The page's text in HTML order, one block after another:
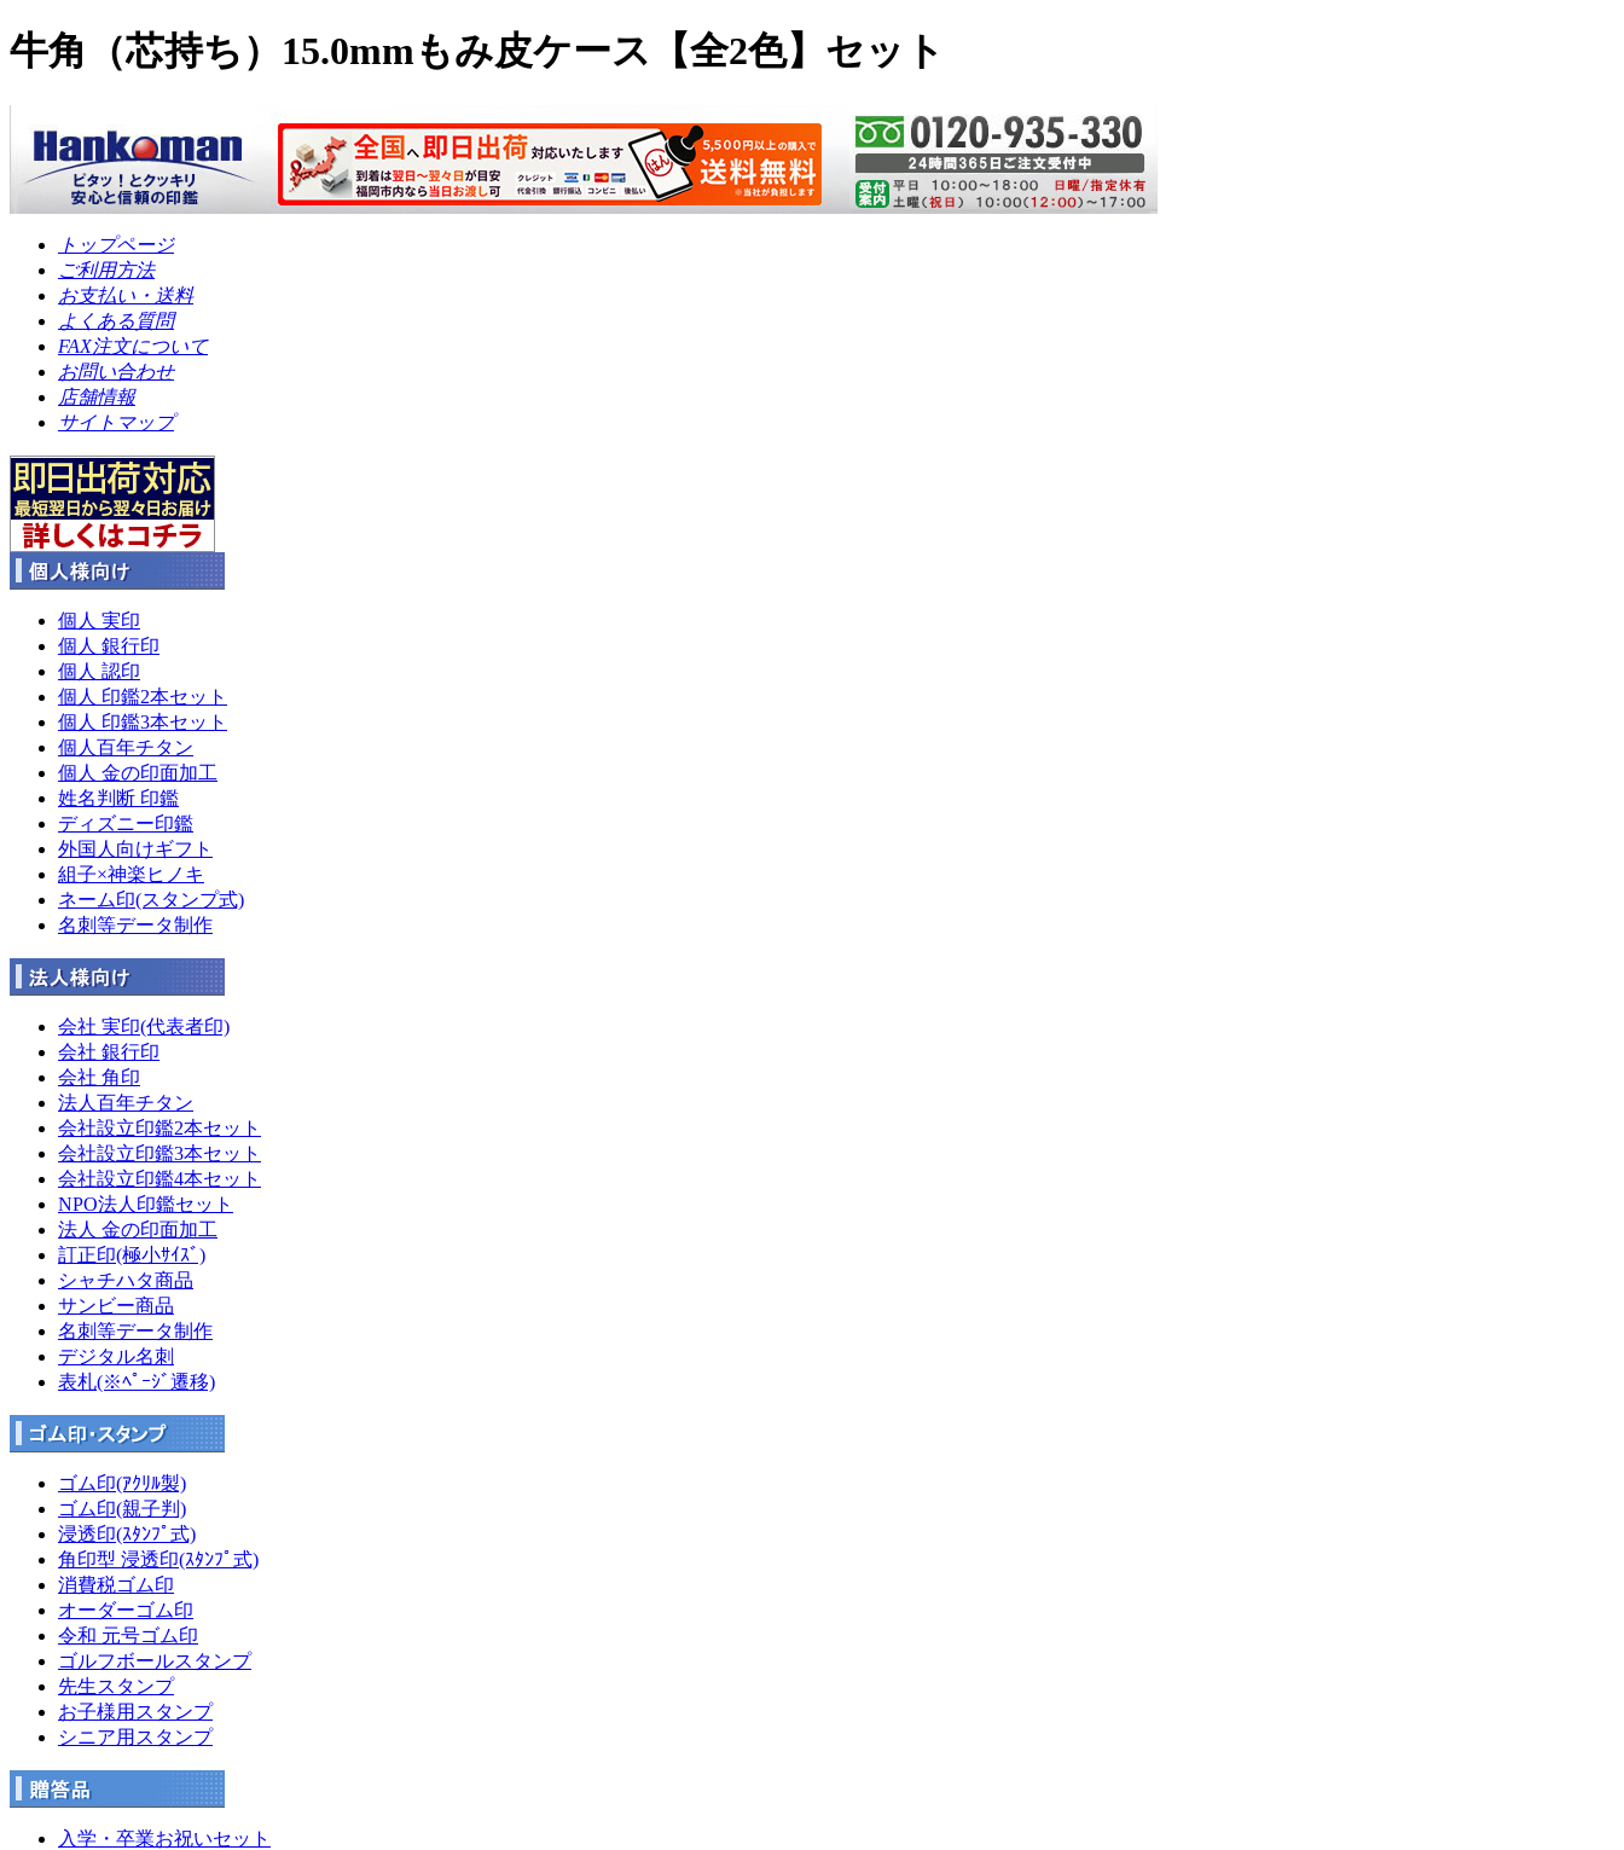
牛角（芯持ち）15.0mmもみ皮ケース【全2色】セット
トップページ
ご利用方法
お支払い・送料
よくある質問
FAX注文について
お問い合わせ
店舗情報
サイトマップ
個人 実印
個人 銀行印
個人 認印
個人 印鑑2本セット
個人 印鑑3本セット
個人百年チタン
個人 金の印面加工
姓名判断 印鑑
ディズニー印鑑
外国人向けギフト
組子×神楽ヒノキ
ネーム印(スタンプ式)
名刺等データ制作
会社 実印(代表者印)
会社 銀行印
会社 角印
法人百年チタン
会社設立印鑑2本セット
会社設立印鑑3本セット
会社設立印鑑4本セット
NPO法人印鑑セット
法人 金の印面加工
訂正印(極小ｻｲｽﾞ)
シャチハタ商品
サンビー商品
名刺等データ制作
デジタル名刺
表札(※ﾍﾟｰｼﾞ遷移)
ゴム印(ｱｸﾘﾙ製)
ゴム印(親子判)
浸透印(ｽﾀﾝﾌﾟ式)
角印型 浸透印(ｽﾀﾝﾌﾟ式)
消費税ゴム印
オーダーゴム印
令和 元号ゴム印
ゴルフボールスタンプ
先生スタンプ
お子様用スタンプ
シニア用スタンプ
入学・卒業お祝いセット